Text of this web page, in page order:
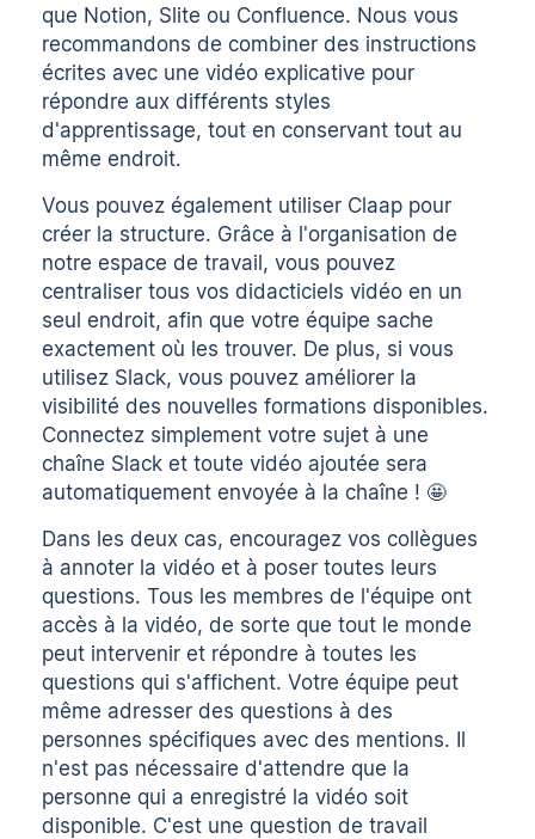
que Notion, Slite ou Confluence. Nous vous
recommandons de combiner des instructions
écrites avec une vidéo explicative pour
répondre aux différents styles
d'apprentissage, tout en conservant tout au
même endroit.
Vous pouvez également utiliser Claap pour
créer la structure. Grâce à l'organisation de
notre espace de travail, vous pouvez
centraliser tous vos didacticiels vidéo en un
seul endroit, afin que votre équipe sache
exactement où les trouver. De plus, si vous
utilisez Slack, vous pouvez améliorer la
visibilité des nouvelles formations disponibles.
Connectez simplement votre sujet à une
chaîne Slack et toute vidéo ajoutée sera
automatiquement envoyée à la chaîne ! 🤩
Dans les deux cas, encouragez vos collègues
à annoter la vidéo et à poser toutes leurs
questions. Tous les membres de l'équipe ont
accès à la vidéo, de sorte que tout le monde
peut intervenir et répondre à toutes les
questions qui s'affichent. Votre équipe peut
même adresser des questions à des
personnes spécifiques avec des mentions. Il
n'est pas nécessaire d'attendre que la
personne qui a enregistré la vidéo soit
disponible. C'est une question de travail